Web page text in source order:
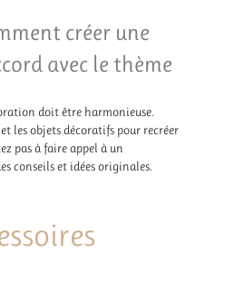
créer une
avec le thème
doit être harmonieuse.
les objets décoratifs pour recréer
pas à faire appel à un
conseils et idées originales.